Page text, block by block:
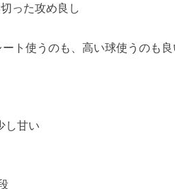
った攻め良し
ト使うのも、高い球使うのも良
し甘い